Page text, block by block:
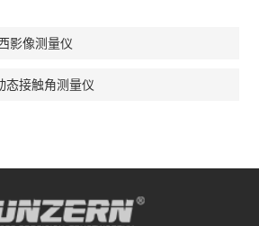
影像测量仪
态接触角测量仪